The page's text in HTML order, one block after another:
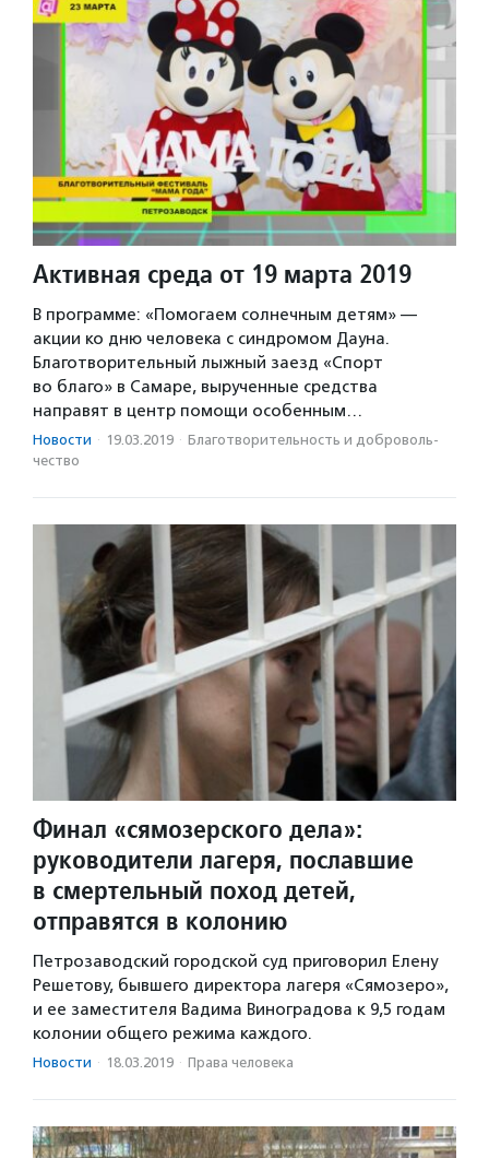
Активная среда от 19 марта 2019
В программе: «Помогаем солнечным детям» —
акции ко дню человека с синдромом Дауна.
Благотворительный лыжный заезд «Спорт
во благо» в Самаре, вырученные средства
направят в центр помощи особенным…
Новости · 19.03.2019 · Благотвори­тель­ность и доброволь­
чест­во
Финал «сямозерского дела»:
руководители лагеря, пославшие
в смертельный поход детей,
отправятся в колонию
Петрозаводский городской суд приговорил Елену
Решетову, бывшего директора лагеря «Сямозеро»,
и ее заместителя Вадима Виноградова к 9,5 годам
колонии общего режима каждого.
Новости · 18.03.2019 · Права человека